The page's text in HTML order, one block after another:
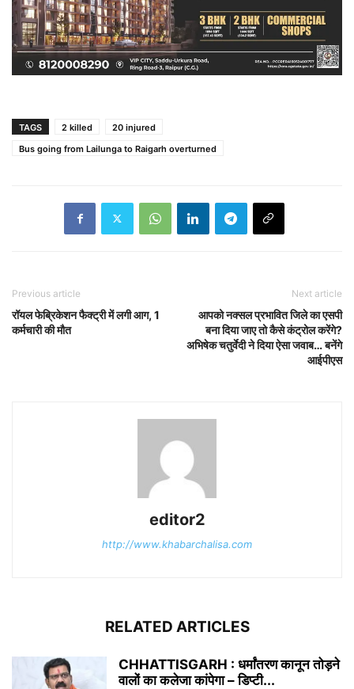
TAGS 2 killed
20 injured
Bus going from Lailunga to Raigarh overturned
Previous article
रॉयल फेब्रिकेशन फैक्ट्री में लगी आग, 1
कर्मचारी की मौत
Next article
आपको नक्सल प्रभावित जिले का एसपी
बना दिया जाए तो कैसे कंट्रोल करेंगे?
अभिषेक चतुर्वेदी ने दिया ऐसा जवाब… बनेंगे
आईपीएस
editor2
http://www.khabarchalisa.com
RELATED ARTICLES
CHHATTISGARH : धर्मांतरण कानून तोड़ने
वालों का कलेजा कांपेगा – डिप्टी...